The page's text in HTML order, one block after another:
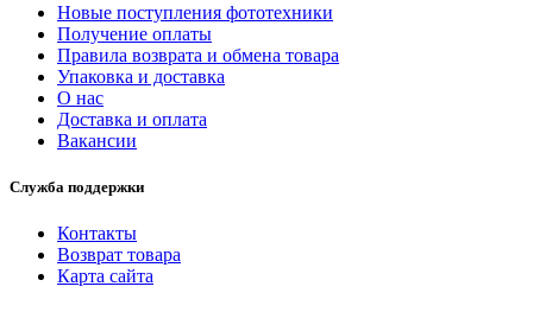
Новые поступления фототехники
Получение оплаты
Правила возврата и обмена товара
Упаковка и доставка
О нас
Доставка и оплата
Вакансии
Служба поддержки
Контакты
Возврат товара
Карта сайта